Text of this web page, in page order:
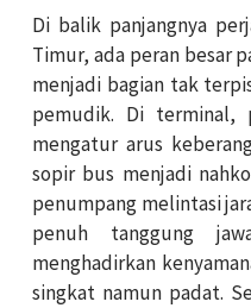
Di balik panjangnya
Timur, ada peran besar
menjadi bagian tak
pemudik. Di terminal,
mengatur arus
sopir bus menjadi
penumpang melintasi
penuh tanggung
menghadirkan
singkat namun padat.